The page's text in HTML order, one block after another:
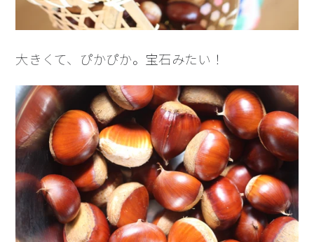
大きくて、ぴかぴか。宝石みたい！